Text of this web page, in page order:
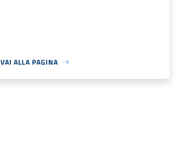
VAI ALLA PAGINA